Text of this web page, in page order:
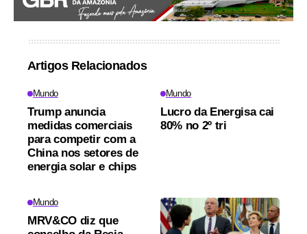
Artigos Relacionados
Mundo
Trump anuncia
medidas comerciais
para competir com a
China nos setores de
energia solar e chips
Mundo
Lucro da Energisa cai
80% no 2º tri
Mundo
MRV&CO diz que